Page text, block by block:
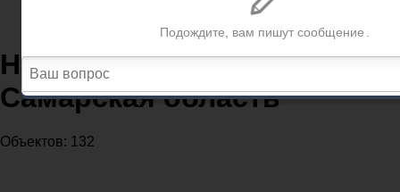
Нотариусы в регионе
Самарская область
Объектов: 132